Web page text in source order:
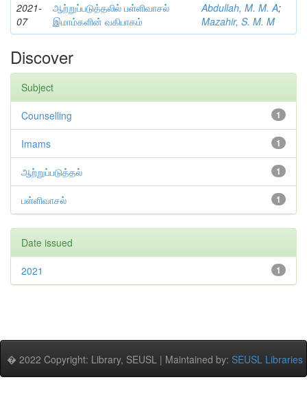
2021-
07
ஆற்றுப்படுத்தலில் பள்ளிவாசல்
இமாம்களின் வகிபாகம்
Abdullah, M. M. A;
Mazahir, S. M. M
Discover
Subject
1
Counselling
1
Imams
1
ஆற்றுப்படுத்தல்
1
பள்ளிவாசல்
Date issued
1
2021
� 2022 Copyright: Library, SEUSL | Maintained by: SEUSL Libraries